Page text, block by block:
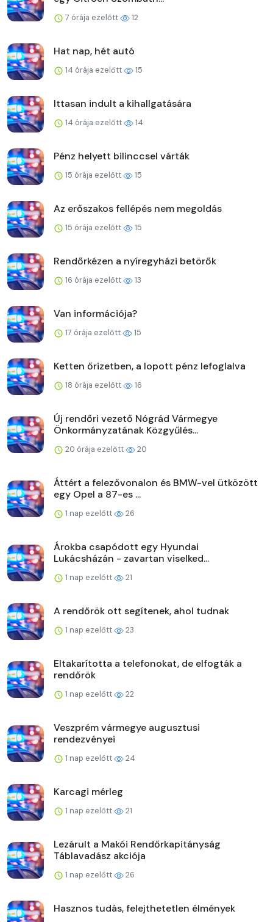
7 órája ezelőtt 12
Hat nap, hét autó
14 órája ezelőtt 15
Ittasan indult a kihallgatására
14 órája ezelőtt 14
Pénz helyett bilinccsel várták
15 órája ezelőtt 15
Az erőszakos fellépés nem megoldás
15 órája ezelőtt 15
Rendőrkézen a nyíregyházi betörők
16 órája ezelőtt 13
Van információja?
17 órája ezelőtt 15
Ketten őrizetben, a lopott pénz lefoglalva
18 órája ezelőtt 16
Új rendőri vezető Nógrád Vármegye
Önkormányzatának Közgyűlés...
20 órája ezelőtt 20
Áttért a felezővonalon és BMW-vel ütközött
egy Opel a 87-es ...
1 nap ezelőtt 26
Árokba csapódott egy Hyundai
Lukácsházán - zavartan viselked...
1 nap ezelőtt 21
A rendőrök ott segítenek, ahol tudnak
1 nap ezelőtt 23
Eltakarította a telefonokat, de elfogták a
rendőrök
1 nap ezelőtt 22
Veszprém vármegye augusztusi
rendezvényei
1 nap ezelőtt 24
Karcagi mérleg
1 nap ezelőtt 21
Lezárult a Makói Rendőrkapitányság
Táblavadász akciója
1 nap ezelőtt 26
Hasznos tudás, felejthetetlen élmények